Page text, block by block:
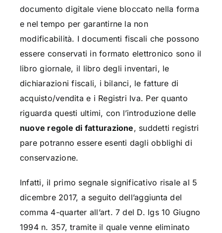
documento digitale viene bloccato nella forma
e nel tempo per garantirne la non
modificabilità. I documenti fiscali che possono
essere conservati in formato elettronico sono il
libro giornale, il libro degli inventari, le
dichiarazioni fiscali, i bilanci, le fatture di
acquisto/vendita e i Registri Iva. Per quanto
riguarda questi ultimi, con l’introduzione delle
nuove regole di fatturazione, suddetti registri
pare potranno essere esenti dagli obblighi di
conservazione.
Infatti, il primo segnale significativo risale al 5
dicembre 2017, a seguito dell’aggiunta del
comma 4-quarter all’art. 7 del D. lgs 10 Giugno
1994 n. 357, tramite il quale venne eliminato